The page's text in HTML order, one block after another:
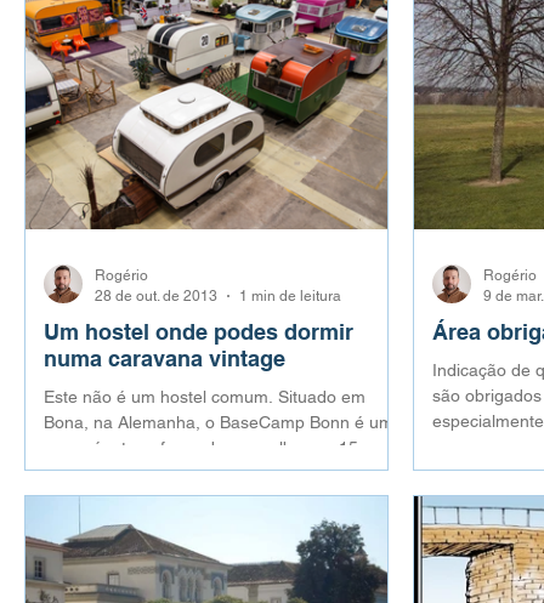
Um hostel onde podes dormir
numa caravana vintage
Este não é um hostel comum. Situado em
Bona, na Alemanha, o BaseCamp Bonn é um
armazém transformado para albergar 15
caravanas de campismo
Rogério
28 de out. de 2013
1 min de leitura
Área
Indicação de
são
Rogério
9 de